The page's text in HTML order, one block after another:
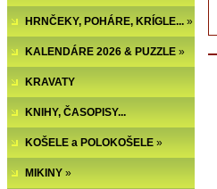
HRNČEKY, POHÁRE, KRÍGLE... »
KALENDÁRE 2026 & PUZZLE »
KRAVATY
KNIHY, ČASOPISY...
KOŠELE a POLOKOŠELE »
MIKINY »